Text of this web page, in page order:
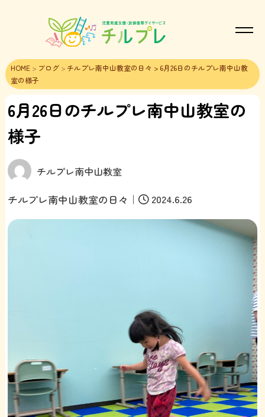
HOME> ブログ> チルプレ南中山教室の日々 > 6月26日のチルプレ南中山教
室の様子
6月26日のチルプレ南中山教室の
様子
チルプレ南中山教室
チルプレ南中山教室の日々 ｜ 2024.6.26